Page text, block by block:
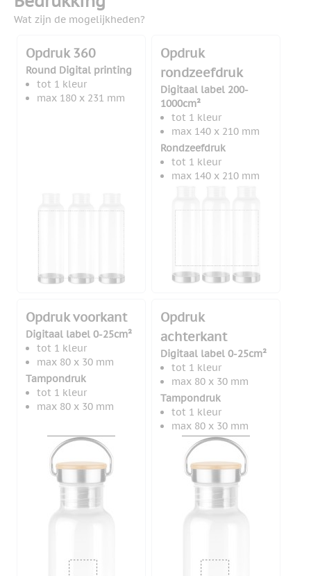
Wat zijn de mogelijkheden?
Opdruk 360
Round Digital printing
tot 1 kleur
max 180 x 231 mm
Opdruk
rondzeefdruk
Digitaal label 200-
1000cm²
tot 1 kleur
max 140 x 210 mm
Rondzeefdruk
tot 1 kleur
max 140 x 210 mm
Opdruk voorkant
Digitaal label 0-25cm²
tot 1 kleur
max 80 x 30 mm
Tampondruk
tot 1 kleur
max 80 x 30 mm
Opdruk
achterkant
Digitaal label 0-25cm²
tot 1 kleur
max 80 x 30 mm
Tampondruk
tot 1 kleur
max 80 x 30 mm